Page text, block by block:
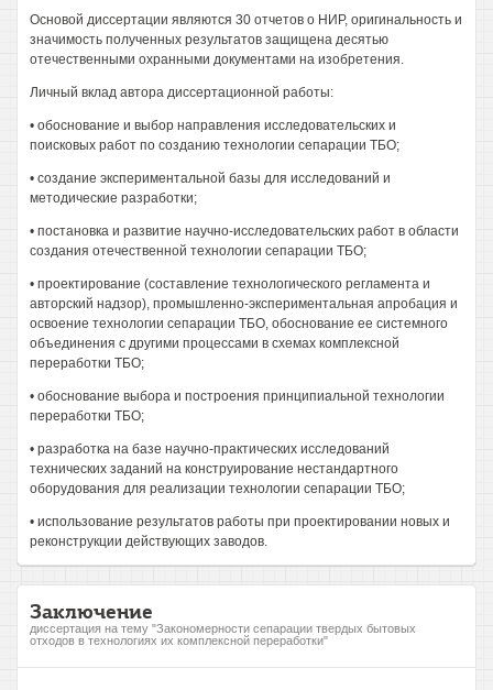
Основой диссертации являются 30 отчетов о НИР, оригинальность и
значимость полученных результатов защищена десятью
отечественными охранными документами на изобретения.
Личный вклад автора диссертационной работы:
• обоснование и выбор направления исследовательских и
поисковых работ по созданию технологии сепарации ТБО;
• создание экспериментальной базы для исследований и
методические разработки;
• постановка и развитие научно-исследовательских работ в области
создания отечественной технологии сепарации ТБО;
• проектирование (составление технологического регламента и
авторский надзор), промышленно-экспериментальная апробация и
освоение технологии сепарации ТБО, обоснование ее системного
объединения с другими процессами в схемах комплексной
переработки ТБО;
• обоснование выбора и построения принципиальной технологии
переработки ТБО;
• разработка на базе научно-практических исследований
технических заданий на конструирование нестандартного
оборудования для реализации технологии сепарации ТБО;
• использование результатов работы при проектировании новых и
реконструкции действующих заводов.
Заключение
диссертация на тему "Закономерности сепарации твердых бытовых
отходов в технологиях их комплексной переработки"